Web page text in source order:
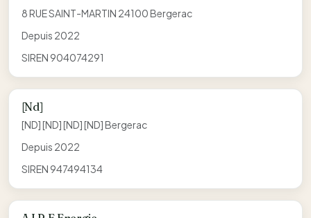
8 RUE SAINT-MARTIN 24100 Bergerac
Depuis 2022
SIREN 904074291
[Nd]
[ND] [ND] [ND] [ND] Bergerac
Depuis 2022
SIREN 947494134